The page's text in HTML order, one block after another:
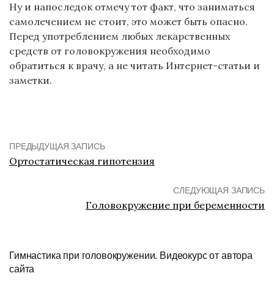
Ну и напоследок отмечу тот факт, что заниматься
самолечением не стоит, это может быть опасно.
Перед употреблением любых лекарственных
средств от головокружения необходимо
обратиться к врачу, а не читать Интернет-статьи и
заметки.
ПРЕДЫДУЩАЯ ЗАПИСЬ
Ортостатическая гипотензия
СЛЕДУЮЩАЯ ЗАПИСЬ
Головокружение при беременности
Гимнастика при головокружении. Видеокурс от автора
сайта